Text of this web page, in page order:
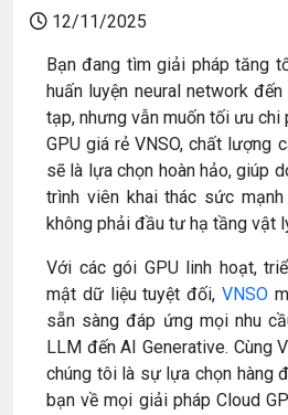
12/11/2025
Bạn đang tìm giải pháp tăng
huấn luyện neural network
tạp, nhưng vẫn muốn tối ưu chi
GPU giá rẻ VNSO, chất lượng
sẽ là lựa chọn hoàn hảo, giúp
trình viên khai thác sức
không phải đầu tư hạ tầng vật
Với các gói GPU linh hoạt,
mật dữ liệu tuyệt đối, VNSO
sẵn sàng đáp ứng mọi nhu
LLM đến AI Generative. Cùng
chúng tôi là sự lựa chọn hàng
bạn về mọi giải pháp Cloud